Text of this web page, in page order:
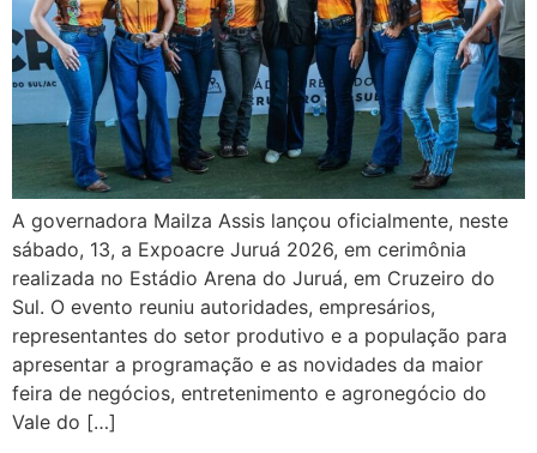
A governadora Mailza Assis lançou oficialmente, neste
sábado, 13, a Expoacre Juruá 2026, em cerimônia
realizada no Estádio Arena do Juruá, em Cruzeiro do
Sul. O evento reuniu autoridades, empresários,
representantes do setor produtivo e a população para
apresentar a programação e as novidades da maior
feira de negócios, entretenimento e agronegócio do
Vale do […]